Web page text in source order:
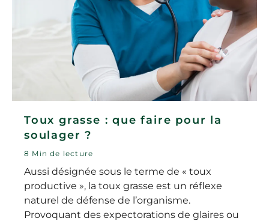
Toux grasse : que faire pour la
soulager ?
8 Min de lecture
Aussi désignée sous le terme de « toux
productive », la toux grasse est un réflexe
naturel de défense de l’organisme.
Provoquant des expectorations de glaires ou